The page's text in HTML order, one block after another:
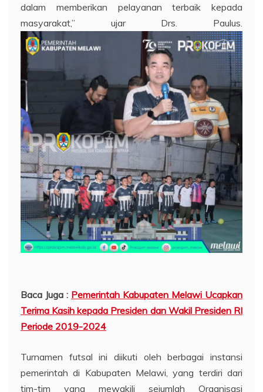
dalam memberikan pelayanan terbaik kepada
masyarakat,” ujar Drs. Paulus.
Baca Juga : Pemerintah Kabupaten Melawi Ucapkan
Terima Kasih kepada Presiden dan Wakil Presiden RI
Periode 2019-2024
Turnamen futsal ini diikuti oleh berbagai instansi
pemerintah di Kabupaten Melawi, yang terdiri dari
tim-tim yang mewakili sejumlah Organisasi